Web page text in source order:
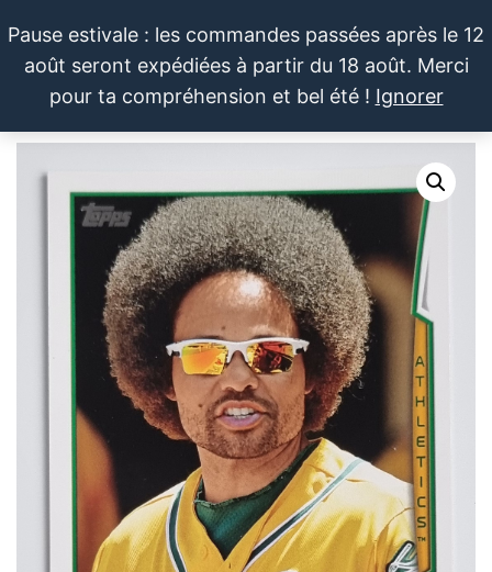
au
contenu
Pause estivale : les commandes passées après le 12
août seront expédiées à partir du 18 août. Merci
pour ta compréhension et bel été ! Ignorer
LE SPORTIF
DU
DIMANCHE®
Cartes
et
produits
du
sport et
de la
pop
culture